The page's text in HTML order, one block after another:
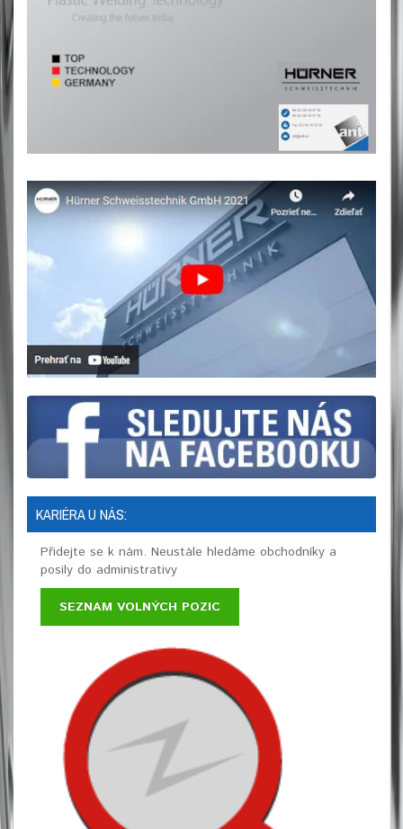
KARIÉRA U NÁS:
Přidejte se k nám. Neustále hledáme obchodníky a
posily do administrativy
SEZNAM VOLNÝCH POZIC